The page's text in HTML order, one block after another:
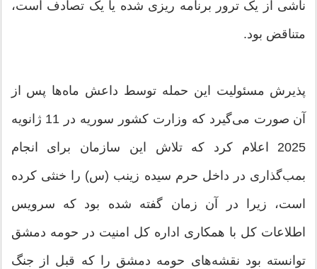
ناشی از یک ترور برنامه ریزی شده یا یک تصادف است،
متناقض بود.
پذیرش مسئولیت این حمله توسط داعش ماه‌ها پس از
آن صورت می‌گیرد که وزارت کشور سوریه در 11 ژانویه
2025 اعلام کرد که تلاش این سازمان برای انجام
بمب‌گذاری در داخل حرم سیده زینب (س) را خنثی کرده
است، زیرا در آن زمان گفته شده بود که سرویس
اطلاعات کل با همکاری اداره کل امنیت در حومه دمشق
توانسته بود نقشه‌های حومه دمشق را که قبل از جنگ